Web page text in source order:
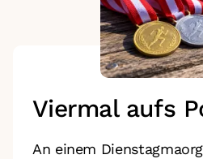
Viermal aufs
An einem